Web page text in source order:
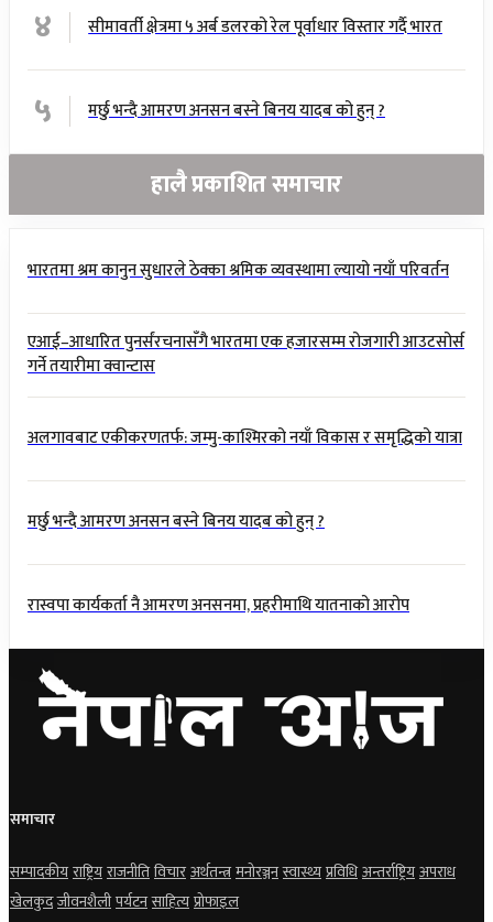
४ सीमावर्ती क्षेत्रमा ५ अर्ब डलरको रेल पूर्वाधार विस्तार गर्दै भारत
५ मर्छु भन्दै आमरण अनसन बस्ने बिनय यादब को हुन् ?
हालै प्रकाशित समाचार
भारतमा श्रम कानुन सुधारले ठेक्का श्रमिक व्यवस्थामा ल्यायो नयाँ परिवर्तन
एआई–आधारित पुनर्संरचनासँगै भारतमा एक हजारसम्म रोजगारी आउटसोर्स
गर्ने तयारीमा क्वान्टास
अलगावबाट एकीकरणतर्फ: जम्मु-काश्मिरको नयाँ विकास र समृद्धिको यात्रा
मर्छु भन्दै आमरण अनसन बस्ने बिनय यादब को हुन् ?
रास्वपा कार्यकर्ता नै आमरण अनसनमा, प्रहरीमाथि यातनाको आरोप
समाचार
सम्पादकीयराष्ट्रियराजनीतिविचारअर्थतन्त्रमनोरञ्जनस्वास्थ्यप्रविधिअन्तर्राष्ट्रियअपराध
खेलकुदजीवनशैलीपर्यटनसाहित्यप्रोफाइल